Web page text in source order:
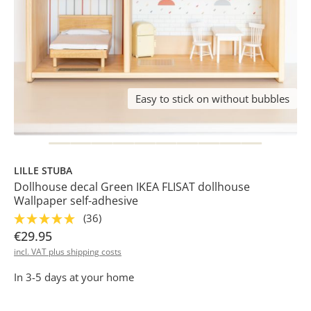
Easy to stick on without bubbles
LILLE STUBA
Dollhouse decal Green IKEA FLISAT dollhouse
Wallpaper self-adhesive
(36)
€29.95
incl. VAT plus shipping costs
In 3-5 days at your home